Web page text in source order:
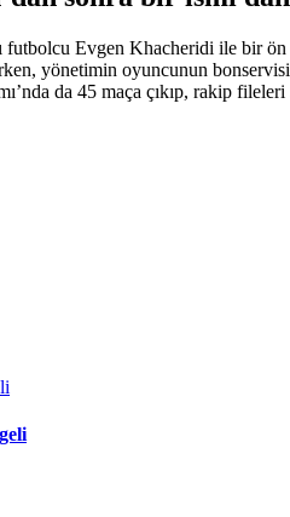
Evgen Khacheridi ile bir
yönetimin oyuncunun
da 45 maça çıkıp, rakip fileleri